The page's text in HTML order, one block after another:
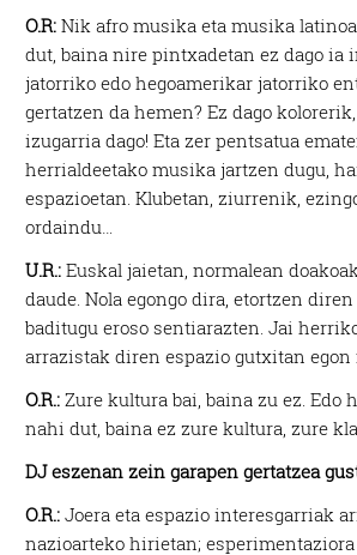
O.R: Nik afro musika eta musika
dut, baina nire pintxadetan ez dago ia
jatorriko edo hegoamerikar jatorriko
gertatzen da hemen? Ez dago
izugarria dago! Eta zer pentsatua
herrialdeetako musika jartzen dugu,
espazioetan. Klubetan, ziurrenik,
ordaindu…
U.R.: Euskal jaietan, normalean
daude. Nola egongo dira, etortzen
baditugu eroso sentiarazten. Jai
arrazistak diren espazio gutxitan egon
O.R.: Zure kultura bai, baina zu ez. Edo
nahi dut, baina ez zure kultura, zure
DJ eszenan zein garapen gertatzea
O.R.: Joera eta espazio interesgarriak
nazioarteko hirietan;